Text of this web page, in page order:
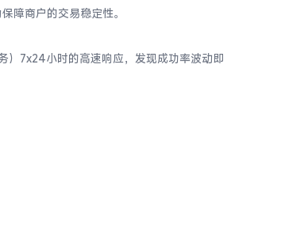
障商户的交易稳定性。
7x24小时的高速响应，发现成功率波动即